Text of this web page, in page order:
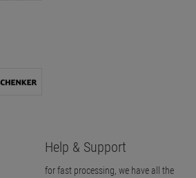
Help & Support
for fast processing, we have all the